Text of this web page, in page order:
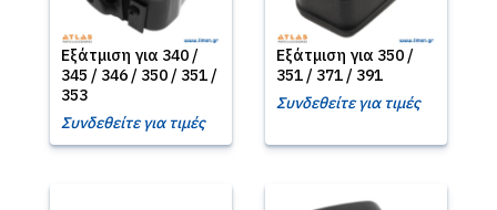
Εξάτμιση για 340 /
345 / 346 / 350 / 351 /
353
Συνδεθείτε για τιμές
Εξάτμιση για 350 /
351 / 371 / 391
Συνδεθείτε για τιμές